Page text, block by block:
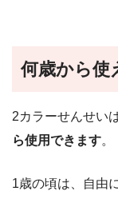
何歳から使
2カラーせんせい
ら使用できます。
1歳の頃は、自由